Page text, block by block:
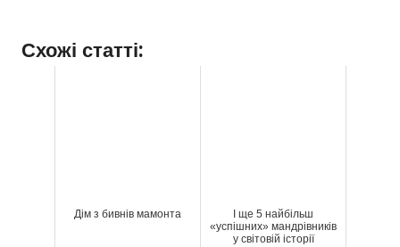
Схожі статті:
Дім з бивнів мамонта
І ще 5 найбільш
«успішних» мандрівників
у світовій історії